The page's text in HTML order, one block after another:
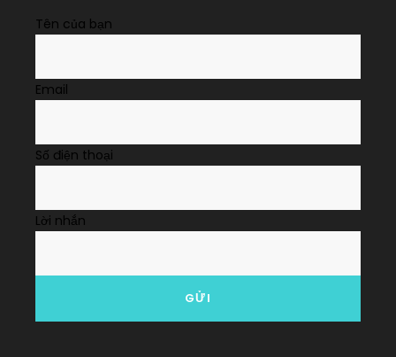
Tên của bạn
Email
Số điện thoại
Lời nhắn